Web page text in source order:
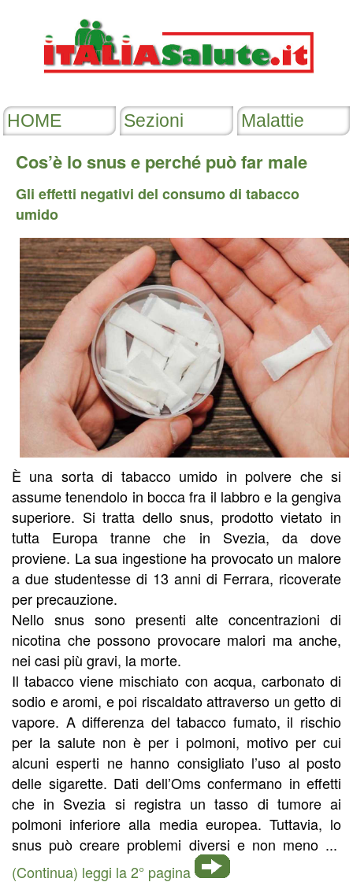
Cos’è lo snus e perché può far male
Gli effetti negativi del consumo di tabacco
umido
È una sorta di tabacco umido in polvere che si
assume tenendolo in bocca fra il labbro e la gengiva
superiore. Si tratta dello snus, prodotto vietato in
tutta Europa tranne che in Svezia, da dove
proviene. La sua ingestione ha provocato un malore
a due studentesse di 13 anni di Ferrara, ricoverate
per precauzione.
Nello snus sono presenti alte concentrazioni di
nicotina che possono provocare malori ma anche,
nei casi più gravi, la morte.
Il tabacco viene mischiato con acqua, carbonato di
sodio e aromi, e poi riscaldato attraverso un getto di
vapore. A differenza del tabacco fumato, il rischio
per la salute non è per i polmoni, motivo per cui
alcuni esperti ne hanno consigliato l’uso al posto
delle sigarette. Dati dell’Oms confermano in effetti
che in Svezia si registra un tasso di tumore ai
polmoni inferiore alla media europea. Tuttavia, lo
snus può creare problemi diversi e non meno ...
(Continua) leggi la 2° pagina